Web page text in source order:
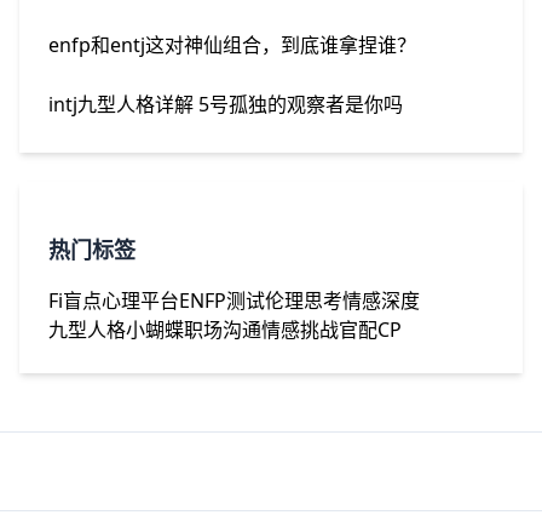
enfp和entj这对神仙组合，到底谁拿捏谁？
intj九型人格详解 5号孤独的观察者是你吗
热门标签
Fi盲点心理平台ENFP测试伦理思考情感深度
九型人格小蝴蝶职场沟通情感挑战官配CP